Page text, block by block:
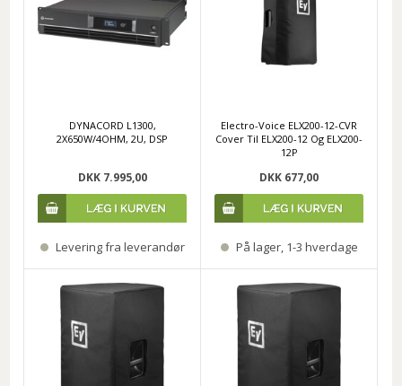
DYNACORD L1300,
2X650W/4OHM, 2U, DSP
DKK 7.995,00
Levering fra leverandør
Electro-Voice ELX200-12-CVR
Cover Til ELX200-12 Og ELX200-
12P
DKK 677,00
På lager, 1-3 hverdage